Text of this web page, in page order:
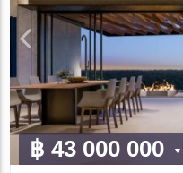
฿ 43 000 000